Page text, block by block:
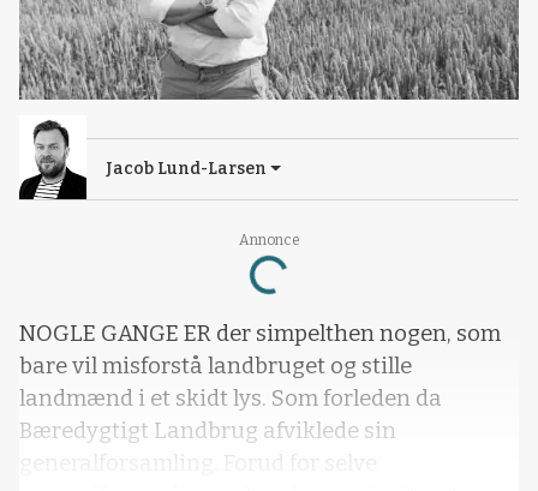
Annonce
Loading...
Jacob Lund-Larsen
NOGLE GANGE ER der simpelthen nogen, som
bare vil misforstå landbruget og stille
landmænd i et skidt lys. Som forleden da
Bæredygtigt Landbrug afviklede sin
generalforsamling. Forud for selve